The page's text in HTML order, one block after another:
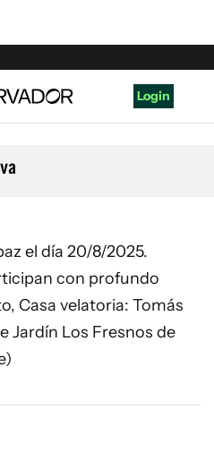
Login
el día 20/8/2025.
con profundo
Casa velatoria: Tomás
Jardín Los Fresnos de